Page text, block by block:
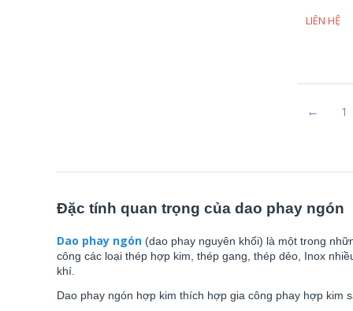
LIÊN HỆ
1
Đặc tính quan trọng của dao phay ngón
Dao phay ngón (dao phay nguyên khối) là một trong
công các loại thép hợp kim, thép gang, thép dẻo, Inox
khí.
Dao phay ngón hợp kim thích hợp gia công phay hợp kim